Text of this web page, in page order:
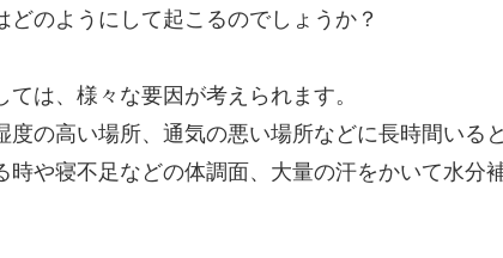
どのようにして起こるのでしょうか？
ては、様々な要因が考えられます。
度の高い場所、通気の悪い場所などに長時間いる
時や寝不足などの体調面、大量の汗をかいて水分